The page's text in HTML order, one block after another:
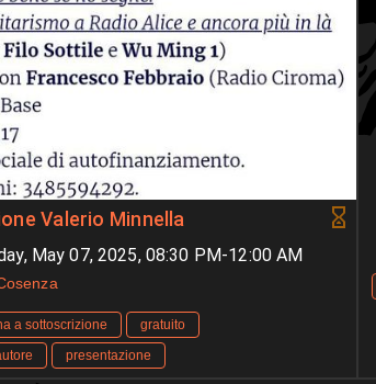
Valerio Minnella
May 07, 2025, 08:30 PM-12:00 AM
a sottoscrizione
gratuito
presentazione